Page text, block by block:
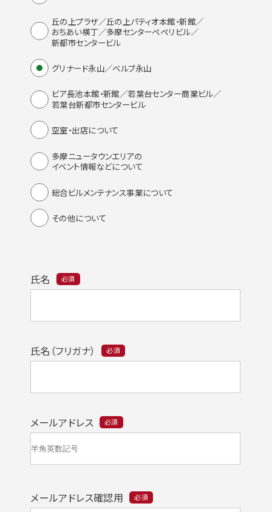
丘の上プラザ／丘の上パティオ本館・新館／
おちあい横丁／多摩センターペペリビル／
新都市センタービル
グリナード永山／ベルブ永山
ビア長池本館・新館／若葉台センター商業ビル／
若葉台新都市センタービル
空室・出店について
多摩ニュータウンエリアの
イベント情報などについて
総合ビルメンテナンス事業について
その他について
氏名 必須
氏名（フリガナ） 必須
メールアドレス 必須
メールアドレス確認用 必須